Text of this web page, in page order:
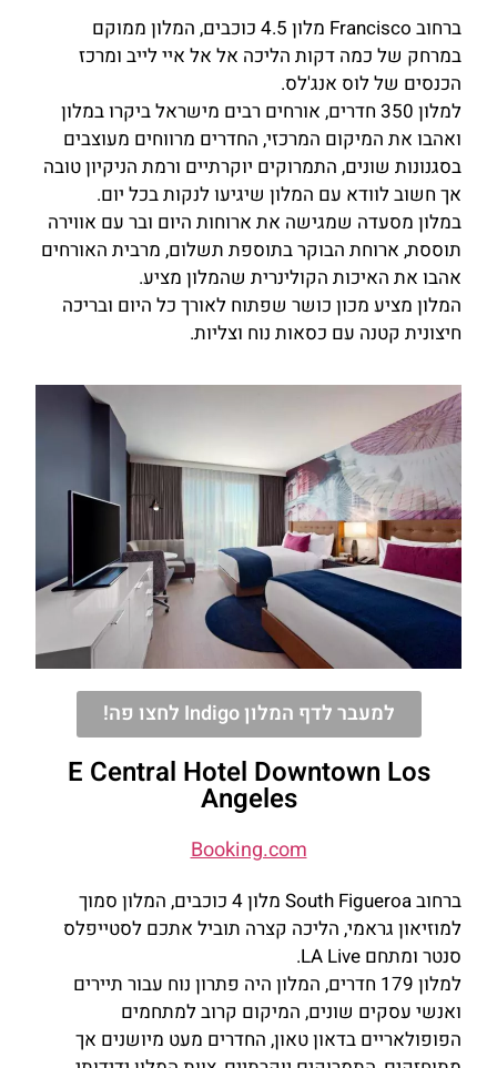
ברחוב Francisco מלון 4.5 כוכבים, המלון ממוקם
במרחק של כמה דקות הליכה אל אל איי לייב ומרכז
הכנסים של לוס אנג'לס.
למלון 350 חדרים, אורחים רבים מישראל ביקרו במלון
ואהבו את המיקום המרכזי, החדרים מרווחים מעוצבים
בסגנונות שונים, התמרוקים יוקרתיים ורמת הניקיון טובה
אך חשוב לוודא עם המלון שיגיעו לנקות בכל יום.
במלון מסעדה שמגישה את ארוחות היום ובר עם אווירה
תוססת, ארוחת הבוקר בתוספת תשלום, מרבית האורחים
אהבו את האיכות הקולינרית שהמלון מציע.
המלון מציע מכון כושר שפתוח לאורך כל היום ובריכה
חיצונית קטנה עם כסאות נוח וצליות.
למעבר לדף המלון Indigo לחצו פה!
E Central Hotel Downtown Los
Angeles
Booking.com
ברחוב South Figueroa מלון 4 כוכבים, המלון סמוך
למוזיאון גראמי, הליכה קצרה תוביל אתכם לסטייפלס
סנטר ומתחם LA Live.
למלון 179 חדרים, המלון היה פתרון נוח עבור תיירים
ואנשי עסקים שונים, המיקום קרוב למתחמים
הפופולאריים בדאון טאון, החדרים מעט מיושנים אך